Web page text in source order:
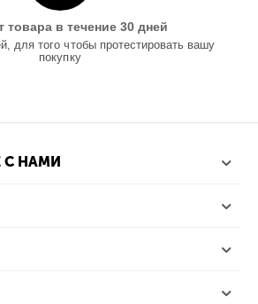
товара в течение 30 дней
для того чтобы протестировать вашу
покупку
С НАМИ